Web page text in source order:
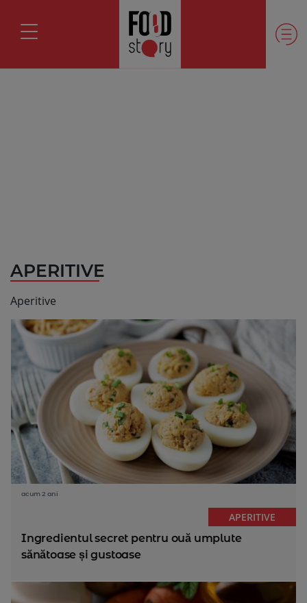
APERITIVE
Aperitive
acum 2 ani
APERITIVE
Ingredientul secret pentru ouă umplute
sănătoase și gustoase